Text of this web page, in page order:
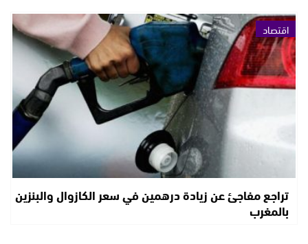
اقتصاد
تراجع مفاجئ عن زيادة درهمين في سعر الكازوال والبنزين
بالمغرب